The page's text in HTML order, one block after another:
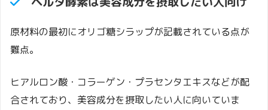
原材料の最初にオリゴ糖シラップが記載されている点が
難点。
ヒアルロン酸・コラーゲン・プラセンタエキスなどが配
合されており、美容成分を摂取したい人に向いていま